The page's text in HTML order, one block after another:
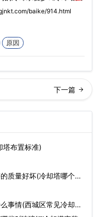
baike/914.html
原因
塔安装、调试、使用须知
(冷却塔安装参数)
塔布置标准)
质量好坏(冷却塔哪个厂
事情(西城区常见冷却塔